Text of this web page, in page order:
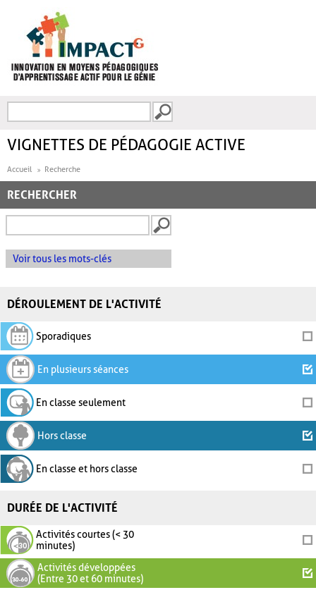
FORMULAIRE DE
VIGNETTES DE PÉDAGOGIE ACTIVE
Accueil Recherche
RECHERCHER
Voir tous les mots-clés
DÉROULEMENT DE L'ACTIVITÉ
Sporadiques
En plusieurs séances
En classe seulement
Hors classe
En classe et hors classe
DURÉE DE L'ACTIVITÉ
Activités courtes (< 30
minutes)
Activités développées
(Entre 30 et 60 minutes)